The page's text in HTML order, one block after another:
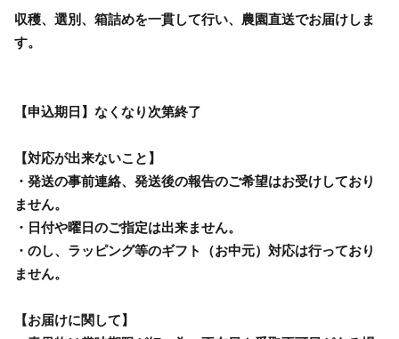
収穫、選別、箱詰めを一貫して行い、農園直送でお届けしま
す。
【申込期日】なくなり次第終了
【対応が出来ないこと】
・発送の事前連絡、発送後の報告のご希望はお受けしており
ません。
・日付や曜日のご指定は出来ません。
・のし、ラッピング等のギフト（お中元）対応は行っており
ません。
【お届けに関して】